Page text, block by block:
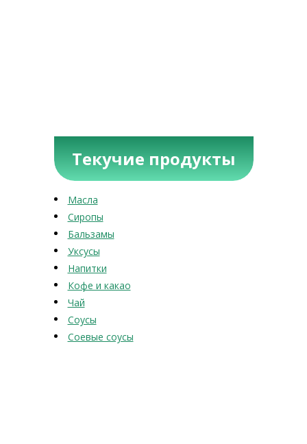
Текучие продукты
Масла
Сиропы
Бальзамы
Уксусы
Напитки
Кофе и какао
Чай
Соусы
Соевые соусы